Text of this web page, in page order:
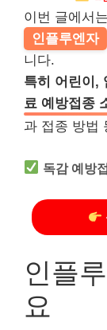
이번 글에서
인플루엔자
니다.
특히 어린이,
료 예방접종
과 접종 방법
독감 예방
인플
요